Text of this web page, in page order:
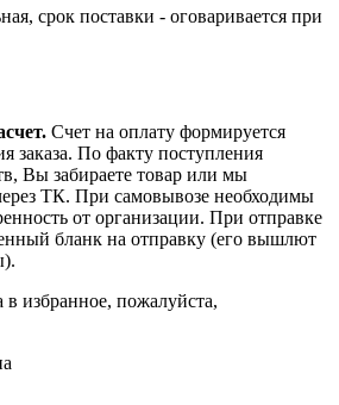
срок поставки - оговаривается при
Счет на оплату формируется
заказа. По факту поступления
Вы забираете товар или мы
ТК. При самовывозе необходимы
от организации. При отправке
бланк на отправку (его вышлют
в избранное, пожалуйста,